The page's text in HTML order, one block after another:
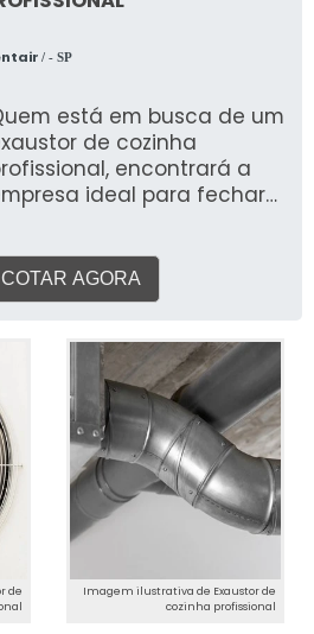
/ - SP
está em busca de um
de cozinha
encontrará a
ideal para fechar
maior especialista da área
conhecendo a
preço justo em um só lugar.
SOBRE O
DE COZINHA
Se alguém
achar exaustor de
profissional em uma
responsável,
na Ventair. Com
know-how focado
exaustor de cozinha e
de alta rotação, a
COTAR AGORA
de
Imagem ilustrativa de Exaustor de
cozinha profissional